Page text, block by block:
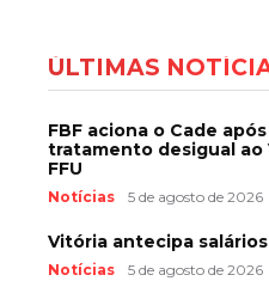
ÚLTIMAS
FBF aciona o Cade
tratamento desigual ao
FFU
Notícias 5 de agosto de 2026
Vitória antecipa
Notícias 5 de agosto de 2026